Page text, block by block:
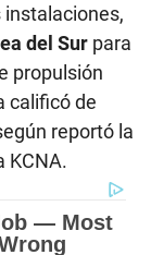
del Sur para
propulsión
calificó de
reportó la
KCNA.